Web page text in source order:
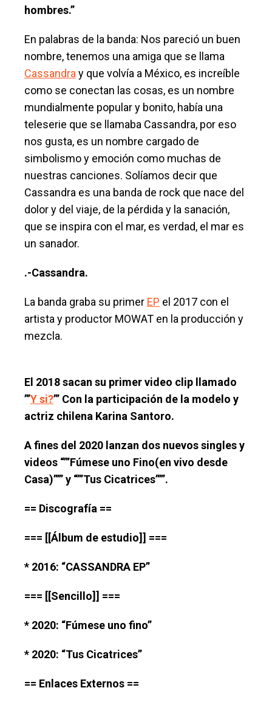
hombres.”
En palabras de la banda: Nos pareció un buen
nombre, tenemos una amiga que se llama
Cassandra y que volvía a México, es increíble
como se conectan las cosas, es un nombre
mundialmente popular y bonito, había una
teleserie que se llamaba Cassandra, por eso
nos gusta, es un nombre cargado de
simbolismo y emoción como muchas de
nuestras canciones. Solíamos decir que
Cassandra es una banda de rock que nace del
dolor y del viaje, de la pérdida y la sanación,
que se inspira con el mar, es verdad, el mar es
un sanador.
.-Cassandra.
La banda graba su primer EP el 2017 con el
artista y productor MOWAT en la producción y
mezcla.
El 2018 sacan su primer video clip llamado
”’Y si?”’ Con la participación de la modelo y
actriz chilena Karina Santoro.
A fines del 2020 lanzan dos nuevos singles y
videos “”’Fúmese uno Fino(en vivo desde
Casa)”’” y “”’Tus Cicatrices”’”.
== Discografía ==
=== [[Álbum de estudio]] ===
* 2016: “CASSANDRA EP”
=== [[Sencillo]] ===
* 2020: “Fúmese uno fino”
* 2020: “Tus Cicatrices”
== Enlaces Externos ==